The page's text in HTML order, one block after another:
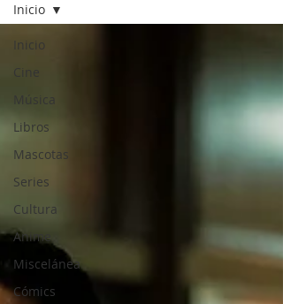
Inicio
Cine
Música
Libros
Mascotas
Series
Cultura
Anime
Miscelánea
Cómics
Inicio